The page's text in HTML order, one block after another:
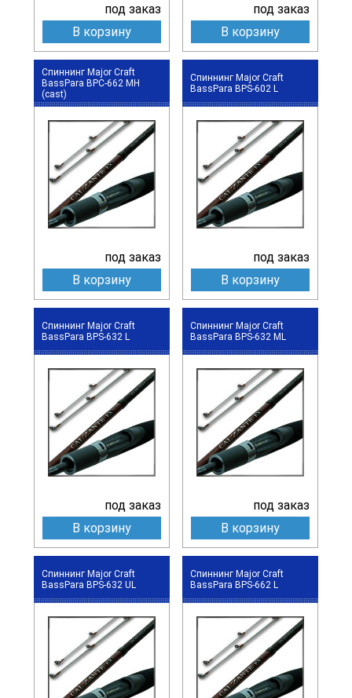
под заказ
В корзину
под заказ
В корзину
Спиннинг Major Craft
BassPara BPC-662 MH
(cast)
под заказ
В корзину
Спиннинг Major Craft
BassPara BPS-602 L
под заказ
В корзину
Спиннинг Major Craft
BassPara BPS-632 L
под заказ
В корзину
Спиннинг Major Craft
BassPara BPS-632 ML
под заказ
В корзину
Спиннинг Major Craft
BassPara BPS-632 UL
Спиннинг Major Craft
BassPara BPS-662 L